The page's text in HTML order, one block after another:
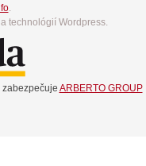
.
technológií Wordpress.
zabezpečuje ARBERTO GROUP